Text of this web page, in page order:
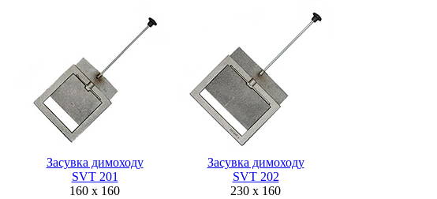
Засувка димоходу
SVT 201
160 х 160
Засувка димоходу
SVT 202
230 х 160